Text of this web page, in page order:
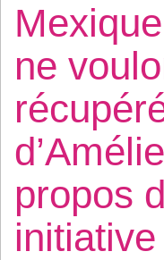
ne
propos